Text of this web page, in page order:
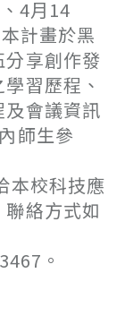
4月14
計畫於黑
享創作發
習歷程、
會議資訊
師生參
本校科技應
絡方式如
。